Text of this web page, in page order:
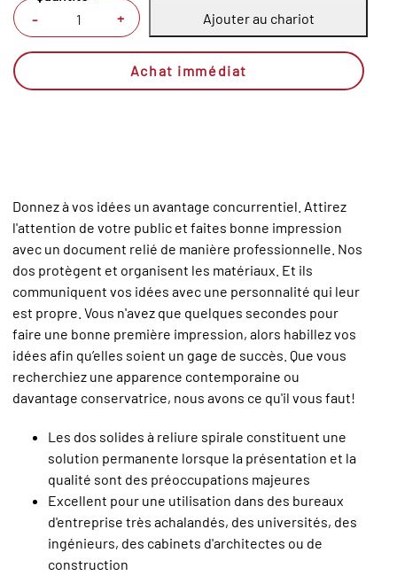
- +
Ajouter au chariot
Achat immédiat
Donnez à vos idées un avantage concurrentiel. Attirez
l'attention de votre public et faites bonne impression
avec un document relié de manière professionnelle. Nos
dos protègent et organisent les matériaux. Et ils
communiquent vos idées avec une personnalité qui leur
est propre. Vous n'avez que quelques secondes pour
faire une bonne première impression, alors habillez vos
idées afin qu’elles soient un gage de succès. Que vous
recherchiez une apparence contemporaine ou
davantage conservatrice, nous avons ce qu'il vous faut!
Les dos solides à reliure spirale constituent une
solution permanente lorsque la présentation et la
qualité sont des préoccupations majeures
Excellent pour une utilisation dans des bureaux
d'entreprise très achalandés, des universités, des
ingénieurs, des cabinets d'architectes ou de
construction